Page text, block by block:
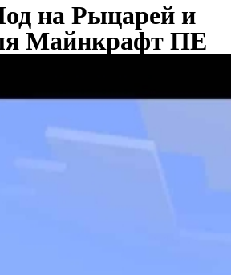
на Рыцарей и
Майнкрафт ПЕ